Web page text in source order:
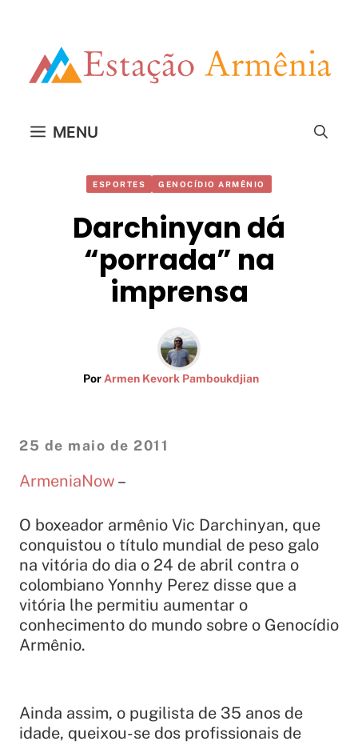
MENU
ESPORTES GENOCÍDIO ARMÊNIO
Darchinyan dá
“porrada” na
imprensa
PorArmen Kevork Pamboukdjian
25 de maio de 2011
ArmeniaNow –
O boxeador armênio Vic Darchinyan, que
conquistou o título mundial de peso galo
na vitória do dia o 24 de abril contra o
colombiano Yonnhy Perez disse que a
vitória lhe permitiu aumentar o
conhecimento do mundo sobre o Genocídio
Armênio.
Ainda assim, o pugilista de 35 anos de
idade, queixou-se dos profissionais de